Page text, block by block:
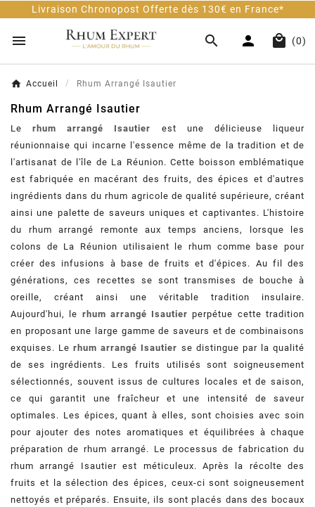
Livraison Chronopost Offerte dès 130€ en France*
    (0)
Accueil Rhum Arrangé Isautier
Rhum Arrangé Isautier
Lerhum arrangé Isautier est une délicieuse liqueur
réunionnaise qui incarne l'essence même de la tradition et de
l'artisanat de l'île de La Réunion. Cette boisson emblématique
est fabriquée en macérant des fruits, des épices et d'autres
ingrédients dans du rhum agricole de qualité supérieure, créant
ainsi une palette de saveurs uniques et captivantes. L'histoire
du rhum arrangé remonte aux temps anciens, lorsque les
colons de La Réunion utilisaient le rhum comme base pour
créer des infusions à base de fruits et d'épices. Au fil des
générations, ces recettes se sont transmises de bouche à
oreille, créant ainsi une véritable tradition insulaire.
Aujourd'hui, le rhum arrangé Isautierperpétue cette tradition
en proposant une large gamme de saveurs et de combinaisons
exquises. Lerhum arrangé Isautier se distingue par la qualité
de ses ingrédients. Les fruits utilisés sont soigneusement
sélectionnés, souvent issus de cultures locales et de saison,
ce qui garantit une fraîcheur et une intensité de saveur
optimales. Les épices, quant à elles, sont choisies avec soin
pour ajouter des notes aromatiques et équilibrées à chaque
préparation de rhum arrangé. Le processus de fabrication du
rhum arrangé Isautier est méticuleux. Après la récolte des
fruits et la sélection des épices, ceux-ci sont soigneusement
nettoyés et préparés. Ensuite, ils sont placés dans des bocaux